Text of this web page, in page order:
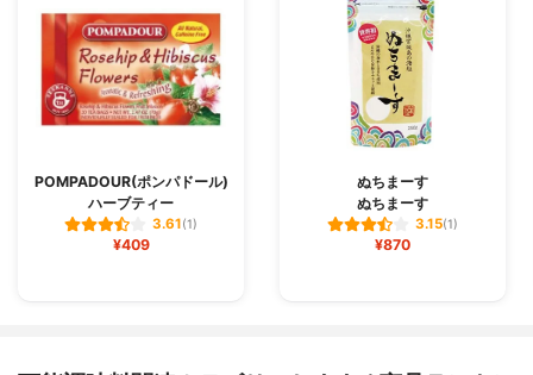
POMPADOUR(ポンパドール)
ハーブティー
3.61(1)
¥409
ぬちまーす
ぬちまーす
3.15(1)
¥870